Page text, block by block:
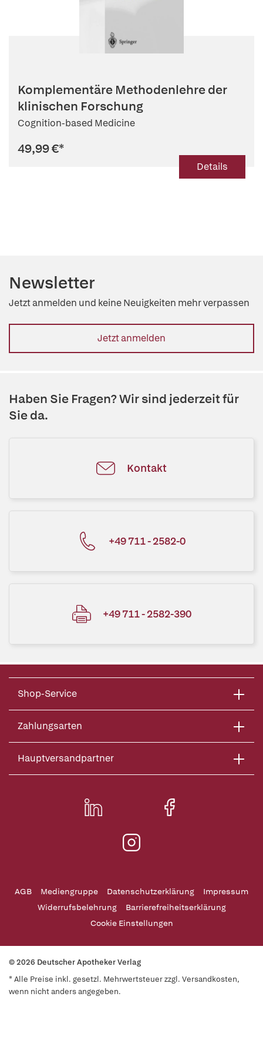
Komplementäre Methodenlehre der
klinischen Forschung
Cognition-based Medicine
49,99 €*
Details
Newsletter
Jetzt anmelden und keine Neuigkeiten mehr verpassen
Jetzt anmelden
Haben Sie Fragen? Wir sind jederzeit für
Sie da.
Kontakt
+49 711 - 2582-0
+49 711 - 2582-390
Shop-Service
Zahlungsarten
Hauptversandpartner
AGB Mediengruppe Datenschutzerklärung
Impressum
Widerrufsbelehrung
Barrierefreiheitserklärung
Cookie Einstellungen
© 2026 Deutscher Apotheker Verlag
* Alle Preise inkl. gesetzl. Mehrwertsteuer zzgl. Versandkosten,
wenn nicht anders angegeben.